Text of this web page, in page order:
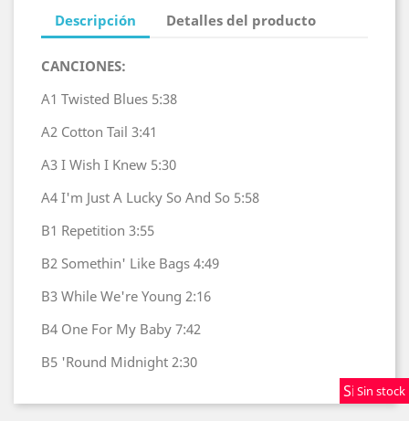
Sin stock
Sin stock
Sin stock
Descripción Detalles del producto
CANCIONES:
A1 Twisted Blues 5:38
A2 Cotton Tail 3:41
A3 I Wish I Knew 5:30
A4 I'm Just A Lucky So And So 5:58
B1 Repetition 3:55
B2 Somethin' Like Bags 4:49
B3 While We're Young 2:16
B4 One For My Baby 7:42
B5 'Round Midnight 2:30